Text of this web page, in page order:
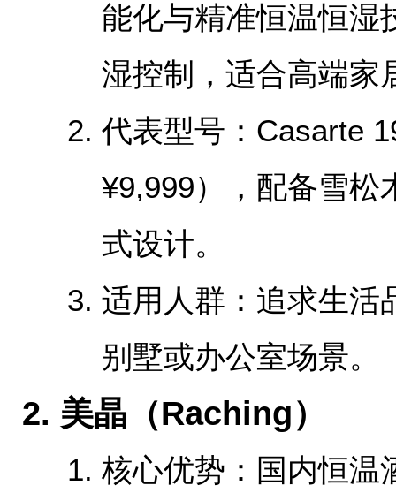
能化与精准恒温恒湿
湿控制，适合高端家
代表型号‌：Casarte
¥9,999），配备雪松
式设计。
适用人群‌：追求生活
别墅或办公室场景。
‌2. 美晶（Raching）‌
核心优势‌：国内恒温